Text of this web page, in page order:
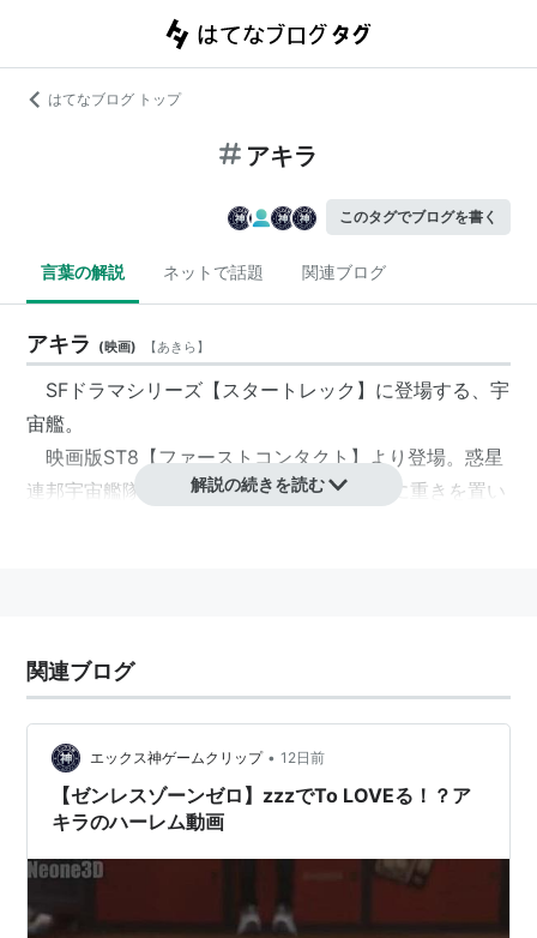
はてなブログ トップ
アキラ
このタグでブログを書く
言葉の解説 ネットで話題 関連ブログ
アキラ (映画) 【あきら】
SFドラマシリーズ【スタートレック】に登場する、宇
宙艦。
映画版ST8【ファーストコンタクト】より登場。惑星
連邦宇宙艦隊の艦としては、比較的戦闘力に重きを置い
と思われるが、立体物に恵まれない悲運の名鑑。
同型艦として、USS〔サンダーチャイルド〕が存在。
艦名の由来は、大友克洋のSF作品【AKIRA】より。
宇宙探査艦としてよりは宇宙戦闘艦として建造されて
いる。
アキラ (マンガ) 【あきら
解説の続きを読む
関連ブログ
エックス神ゲームクリップ • 12日前
【ゼンレスゾーンゼロ】zzzでTo LOVEる！？ア
キラのハーレム動画